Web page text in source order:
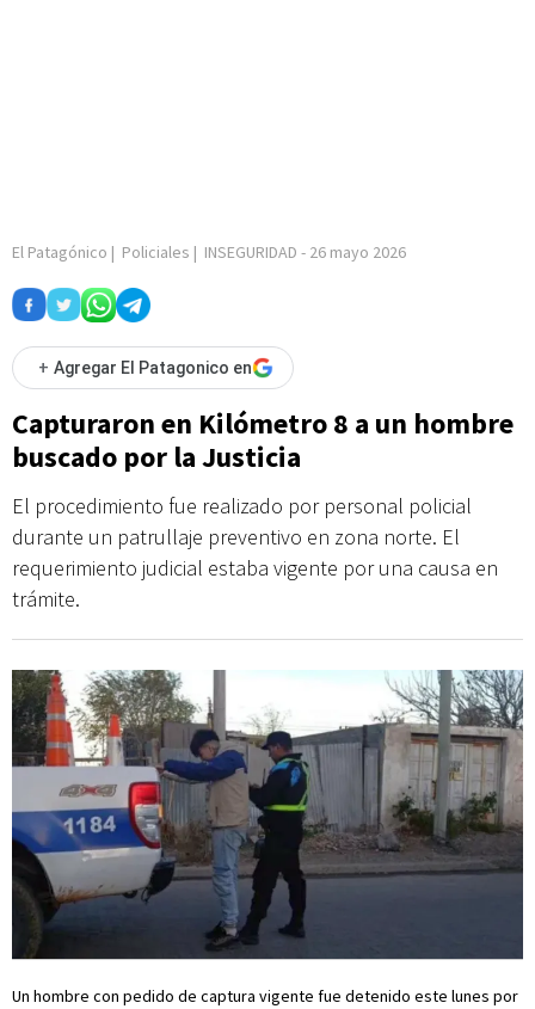
El Patagónico | Policiales | INSEGURIDAD - 26 mayo 2026
+ Agregar El Patagonico en
Capturaron en Kilómetro 8 a un hombre
buscado por la Justicia
El procedimiento fue realizado por personal policial
durante un patrullaje preventivo en zona norte. El
requerimiento judicial estaba vigente por una causa en
trámite.
Un hombre con pedido de captura vigente fue detenido este lunes por